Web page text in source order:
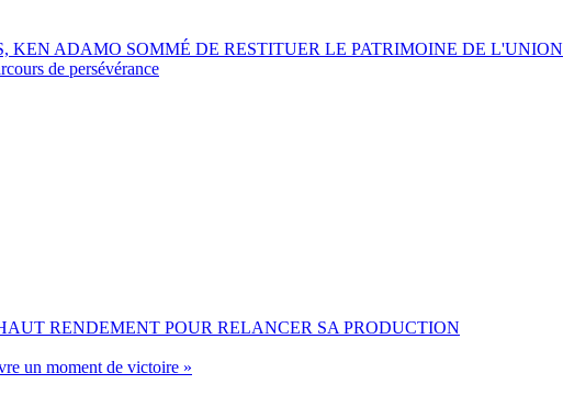
ADAMO SOMMÉ DE RESTITUER LE PATRIMOINE DE L'UNION
de persévérance
RENDEMENT POUR RELANCER SA PRODUCTION
un moment de victoire »